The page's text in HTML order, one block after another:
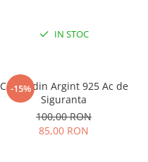
IN STOC
-15%
Cercei din Argint 925 Ac de
Siguranta
100,00 RON
85,00 RON